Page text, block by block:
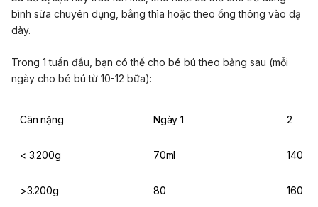
bình sữa chuyên dụng, bằng thìa hoặc theo ống thông vào dạ
dày.
Trong 1 tuần đầu, bạn có thể cho bé bú theo bảng sau (mỗi
ngày cho bé bú từ 10-12 bữa):
Cân nặng Ngày 1 2
< 3.200g 70ml 140
>3.200g 80 160